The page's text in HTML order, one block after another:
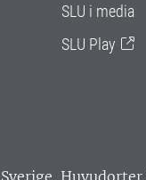
SLU i media
SLU Play